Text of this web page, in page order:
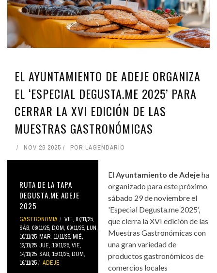
EL AYUNTAMIENTO DE ADEJE ORGANIZA
EL ‘ESPECIAL DEGUSTA.ME 2025’ PARA
CERRAR LA XVI EDICIÓN DE LAS
MUESTRAS GASTRONÓMICAS
NOV 26 2025 POR LAGENDARIO
RUTA DE LA TAPA
DEGUSTA.ME ADEJE
2025
GASTRONOMIA VIE, 07/11/25,
SÁB, 08/11/25, DOM, 09/11/25, LUN,
10/11/25, MAR, 11/11/25, MIÉ,
12/11/25, JUE, 13/11/25, VIE,
14/11/25, SÁB, 15/11/25, DOM,
16/11/25
ADEJE
ElAyuntamiento de Adejeha
organizado para este próximo
sábado 29 de noviembre el
'Especial Degusta.me 2025',
que cierra la XVI edición de las
Muestras Gastronómicas con
una gran variedad de
productos gastronómicos de
comercios locales